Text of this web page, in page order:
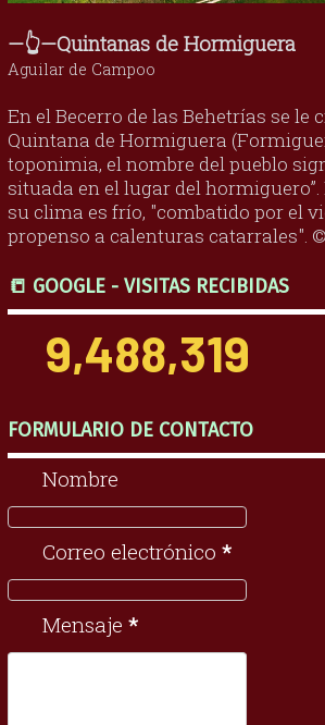
—👆—Quintanas de Hormiguera
Aguilar de Campoo
En el Becerro de las Behetrías se le
Quintana de Hormiguera
toponimia, el nombre del pueblo
situada en el lugar del hormiguero”.
su clima es frío, "combatido por el
propenso a calenturas catarrales".
📒 GOOGLE - VISITAS RECIBIDAS
9,488,319
FORMULARIO DE CONTACTO
Nombre
Correo electrónico *
Mensaje *